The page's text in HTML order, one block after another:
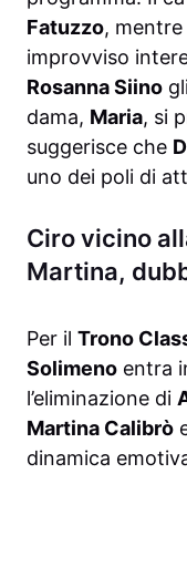
Fatuzzo,
improvviso
Rosanna Siino
dama, Maria, si
suggerisce che
uno dei poli di
Ciro vicino
Martina,
Per il Trono
Solimeno entra
l’eliminazione di
Martina Calibrò
dinamica